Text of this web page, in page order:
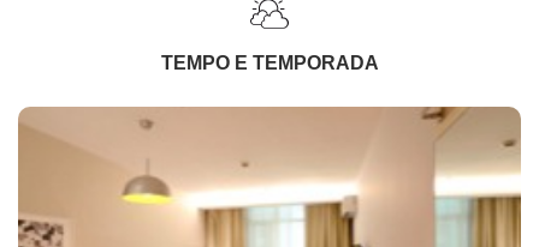
TEMPO E TEMPORADA